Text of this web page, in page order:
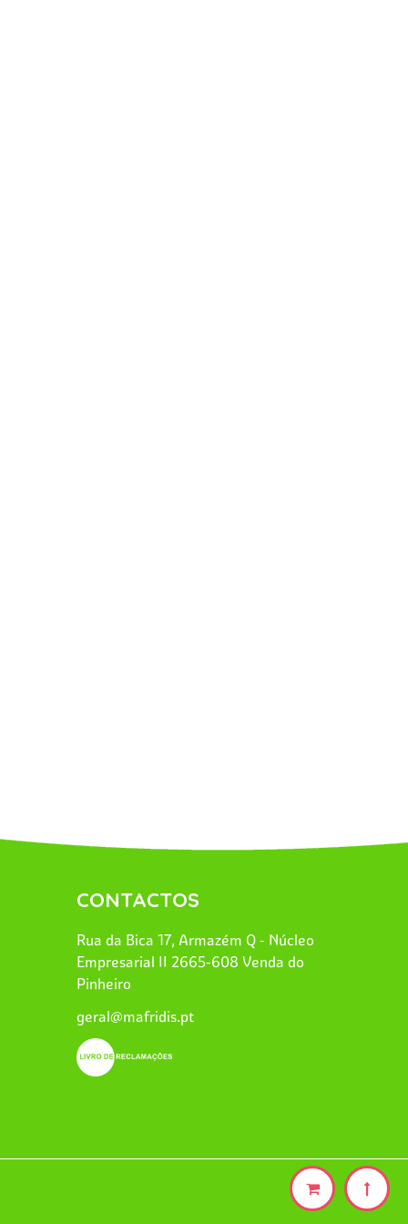
CONTACTOS
Rua da Bica 17, Armazém Q - Núcleo
Empresarial II 2665-608 Venda do
Pinheiro
geral@mafridis.pt